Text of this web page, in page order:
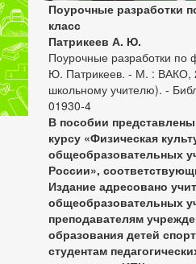
Поурочные разработки
класс
Патрикеев А. Ю.
Поурочные разработки по
Ю. Патрикеев. - М. : ВАКО,
школьному учителю). -
01930-4
В пособии
курсу «Физическая
общеобразовательных
России»,
Издание адресовано
общеобразовательных
преподавателям
образования детей
студентам